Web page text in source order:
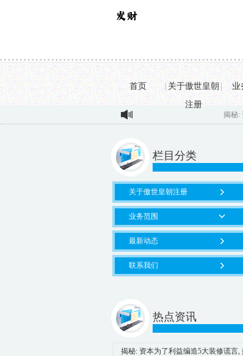
首页 | 关于傲世皇朝
注册
| 业
揭秘: 资本为
栏目分类
关于傲世皇朝注册
业务范围
最新动态
联系我们
热点资讯
揭秘: 资本为了利益编造5大装修谎言,